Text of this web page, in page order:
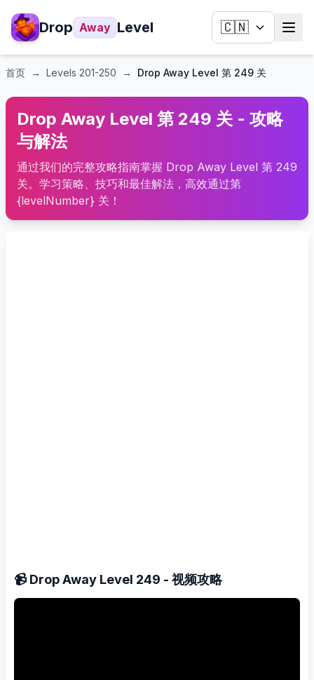
Drop Away Level 🇨🇳
首页 → Levels 201-250 → Drop Away Level 第 249 关
Drop Away Level 第 249 关 - 攻略
与解法
通过我们的完整攻略指南掌握 Drop Away Level 第 249
关。学习策略、技巧和最佳解法，高效通过第
{levelNumber} 关！
📹 Drop Away Level 249 - 视频攻略